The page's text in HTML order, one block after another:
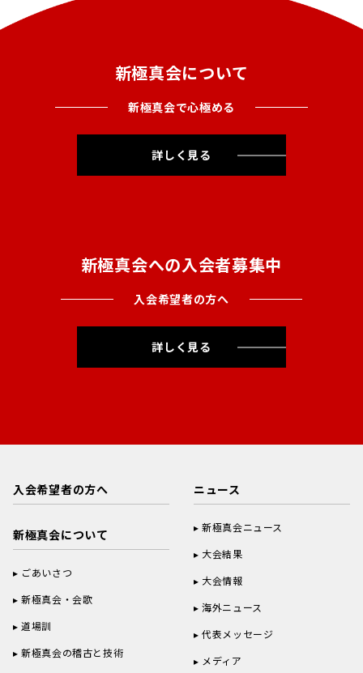
新極真会について
新極真会で心極める
詳しく見る
新極真会への入会者募集中
入会希望者の方へ
詳しく見る
入会希望者の方へ
新極真会について
ごあいさつ
新極真会・会歌
道場訓
新極真会の稽古と技術
ニュース
新極真会ニュース
大会結果
大会情報
海外ニュース
代表メッセージ
メディア